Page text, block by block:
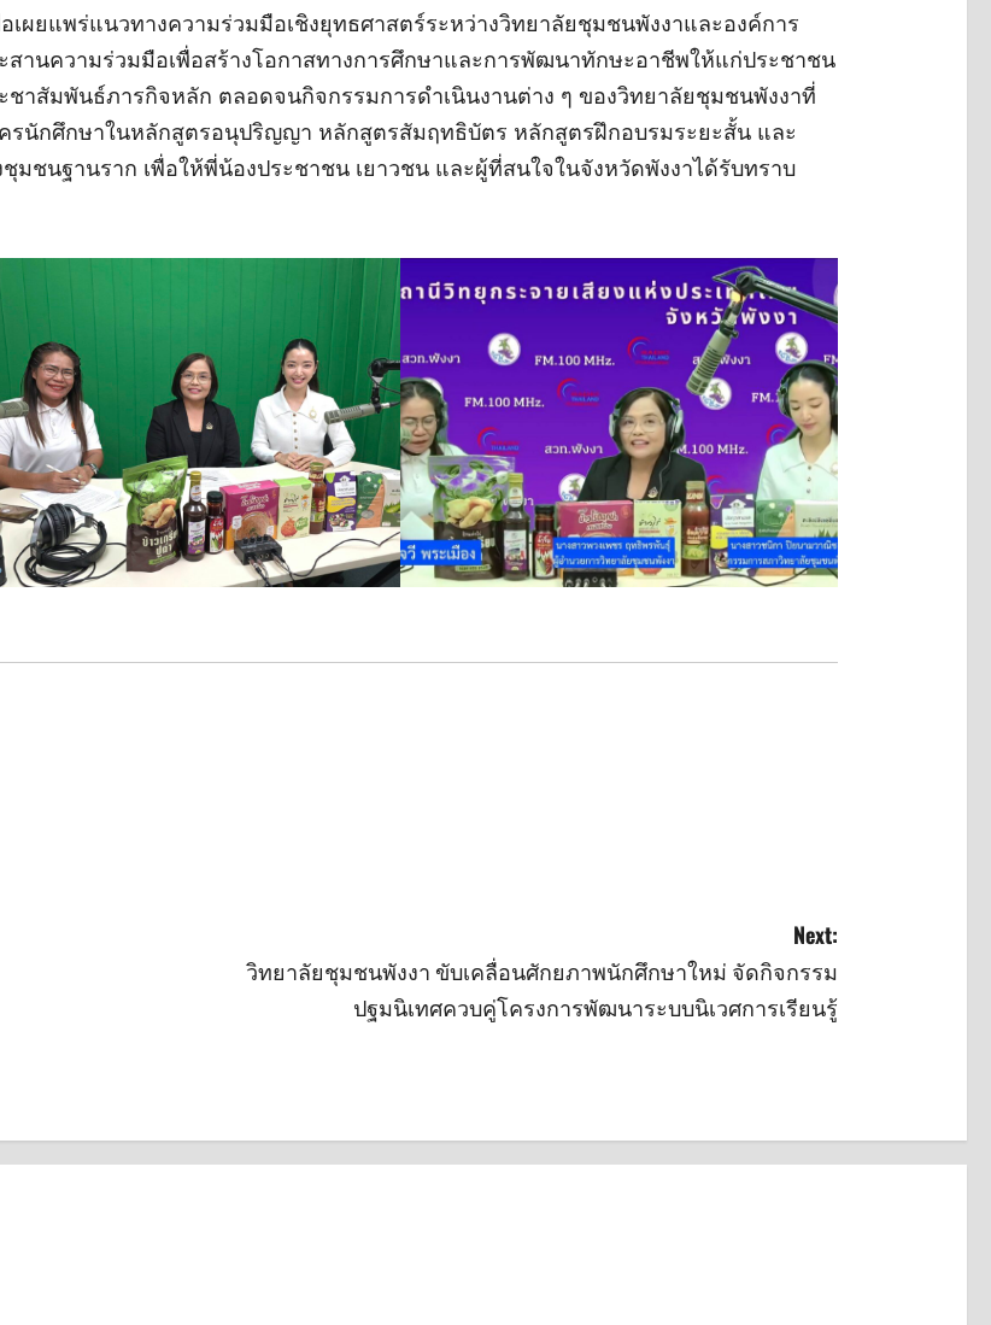
เผยแพร่แนวทางความร่วมมือเชิงยุทธศาสตร์ระหว่างวิทยาลัยชุมชนพังงาและองค์การ
สานความร่วมมือเพื่อสร้างโอกาสทางการศึกษาและการพัฒนาทักษะอาชีพให้แก่ประชาชน
ชาสัมพันธ์ภารกิจหลัก ตลอดจนกิจกรรมการดำเนินงานต่าง ๆ ของวิทยาลัยชุมชนพังงาที่
รนักศึกษาในหลักสูตรอนุปริญญา หลักสูตรสัมฤทธิบัตร หลักสูตรฝึกอบรมระยะสั้น และ
ชนฐานราก เพื่อให้พี่น้องประชาชน เยาวชน และผู้ที่สนใจในจังหวัดพังงาได้รับทราบ
Next:
วิทยาลัยชุมชนพังงา ขับเคลื่อนศักยภาพนักศึกษาใหม่ จัดกิจกรรม
ปฐมนิเทศควบคู่โครงการพัฒนาระบบนิเวศการเรียนรู้